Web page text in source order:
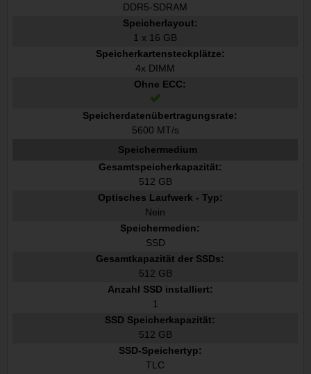
DDR5-SDRAM
Speicherlayout:
1 x 16 GB
Speicherkartensteckplätze:
4x DIMM
Ohne ECC:
Speicherdatenübertragungsrate:
5600 MT/s
Speichermedium
Gesamtspeicherkapazität:
512 GB
Optisches Laufwerk - Typ:
Nein
Speichermedien:
SSD
Gesamtkapazität der SSDs:
512 GB
Anzahl SSD installiert:
1
SSD Speicherkapazität:
512 GB
SSD-Speichertyp:
TLC